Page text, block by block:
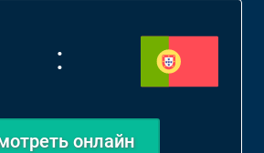
:
онлайн